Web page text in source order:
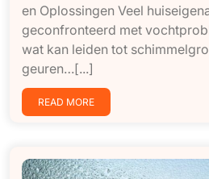
en Oplossingen Veel
geconfronteerd met
wat kan leiden tot
geuren…[...]
READ MORE